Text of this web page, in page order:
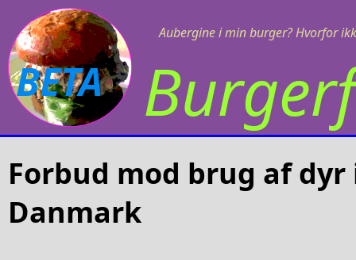
Aubergine i min burger? Hvorfor
BETA
Forbud mod brug af
Danmark